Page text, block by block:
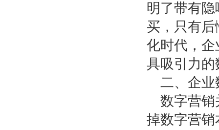
明了带有
买，只有
化时代，
具吸引力
二、企业
数字营销
掉数字营